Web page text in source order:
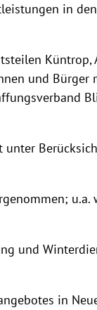
in
und Bürger
unter
u.a.
und
in